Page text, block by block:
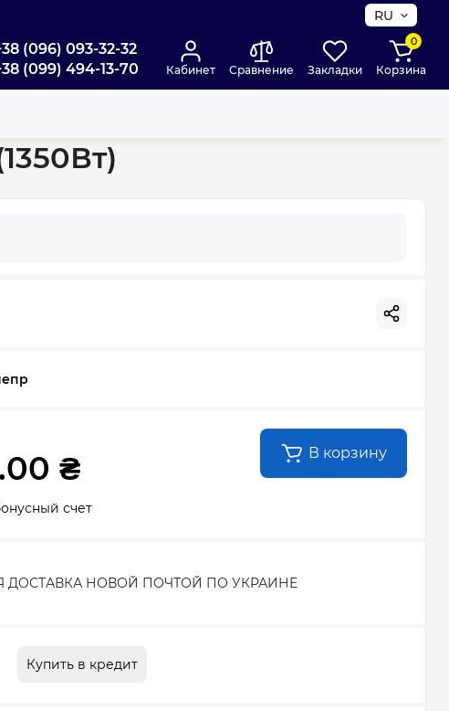
RU
(096) 093-32-32
(099) 494-13-70
Кабинет Сравнение Закладки
0
Корзина
₴ В корзину
счет
ДОСТАВКА НОВОЙ ПОЧТОЙ ПО УКРАИНЕ
Купить в кредит